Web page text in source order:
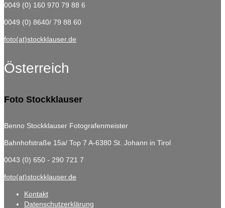
0049 (0) 160 970 79 88 6
0049 (0) 8640/ 79 88 60
foto(at)stockklauser.de
Österreich
Foto Stockklauser
Benno Stockklauser Fotografenmeister
Bahnhofstraße 15a/ Top 7 A-6380 St. Johann in Tirol
0043 (0) 650 - 290 721 7
foto(at)stockklauser.de
Kontakt
Datenschutzerklärung